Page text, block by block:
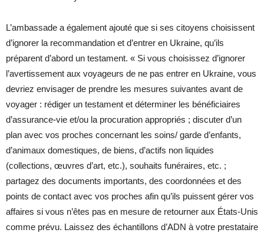
L’ambassade a également ajouté que si ses citoyens choisissent
d’ignorer la recommandation et d’entrer en Ukraine, qu’ils
préparent d’abord un testament. « Si vous choisissez d’ignorer
l’avertissement aux voyageurs de ne pas entrer en Ukraine, vous
devriez envisager de prendre les mesures suivantes avant de
voyager : rédiger un testament et déterminer les bénéficiaires
d’assurance-vie et/ou la procuration appropriés ; discuter d’un
plan avec vos proches concernant les soins/ garde d’enfants,
d’animaux domestiques, de biens, d’actifs non liquides
(collections, œuvres d’art, etc.), souhaits funéraires, etc. ;
partagez des documents importants, des coordonnées et des
points de contact avec vos proches afin qu’ils puissent gérer vos
affaires si vous n’êtes pas en mesure de retourner aux États-Unis
comme prévu. Laissez des échantillons d’ADN à votre prestataire